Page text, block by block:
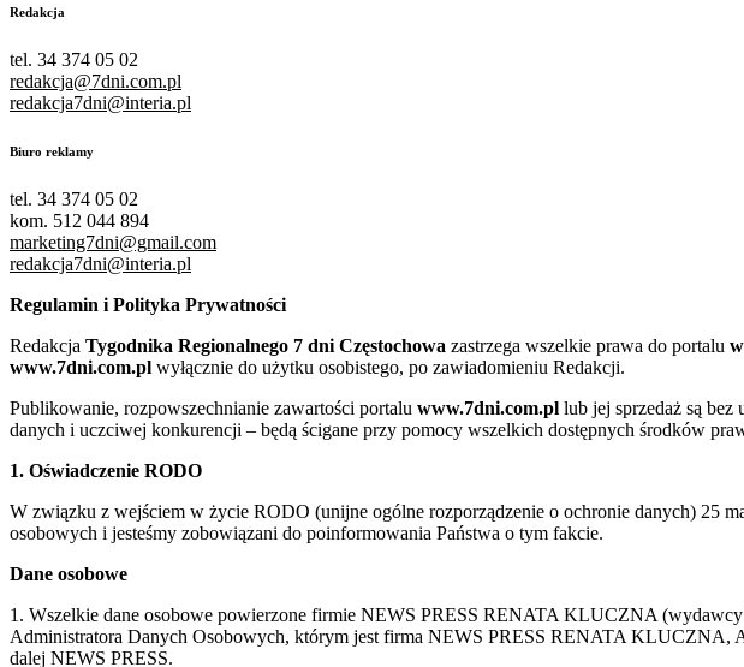
Redakcja
tel. 34 374 05 02
redakcja@7dni.com.pl
redakcja7dni@interia.pl
Biuro reklamy
tel. 34 374 05 02
kom. 512 044 894
marketing7dni@gmail.com
redakcja7dni@interia.pl
Regulamin i Polityka Prywatności
Redakcja Tygodnika Regionalnego 7 dni Częstochowa zastrzega wszelkie prawa do portalu
www.7dni.com.pl wyłącznie do użytku osobistego, po zawiadomieniu Redakcji.
Publikowanie, rozpowszechnianie zawartości portalu www.7dni.com.pl lub jej sprzedaż są
danych i uczciwej konkurencji – będą ścigane przy pomocy wszelkich dostępnych środków
1. Oświadczenie RODO
W związku z wejściem w życie RODO (unijne ogólne rozporządzenie o ochronie danych) 25
osobowych i jesteśmy zobowiązani do poinformowania Państwa o tym fakcie.
Dane osobowe
1. Wszelkie dane osobowe powierzone firmie NEWS PRESS RENATA KLUCZNA
Administratora Danych Osobowych, którym jest firma NEWS PRESS RENATA
dalej NEWS PRESS.